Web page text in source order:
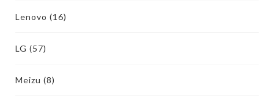
Lenovo (16)
LG (57)
Meizu (8)